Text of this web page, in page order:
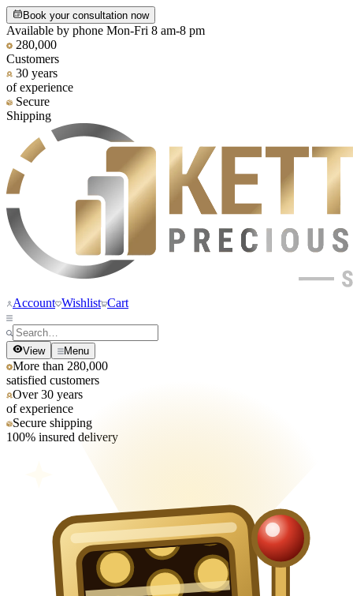
Book your consultation now
Available by phone Mon-Fri 8 am-8 pm
280,000
Customers
30 years
of experience
Secure
Shipping
Account Wishlist Cart
View Menu
More than 280,000
satisfied customers
Over 30 years
of experience
Secure shipping
100% insured delivery